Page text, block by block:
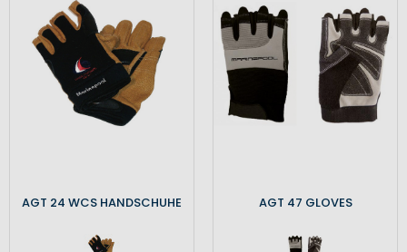
AGT 24 WCS HANDSCHUHE AGT 47 GLOVES